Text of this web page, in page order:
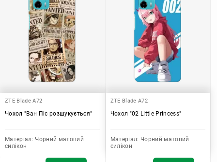
ZTE Blade A72
Чохол "Ван Піс розшукується"
Матеріал: Чорний матовий
силікон
ZTE Blade A72
Чохол "02 Little Princess"
Матеріал: Чорний матовий
силікон